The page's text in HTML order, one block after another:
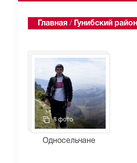
Главная / Гунибский район
8 фото
Односельчане